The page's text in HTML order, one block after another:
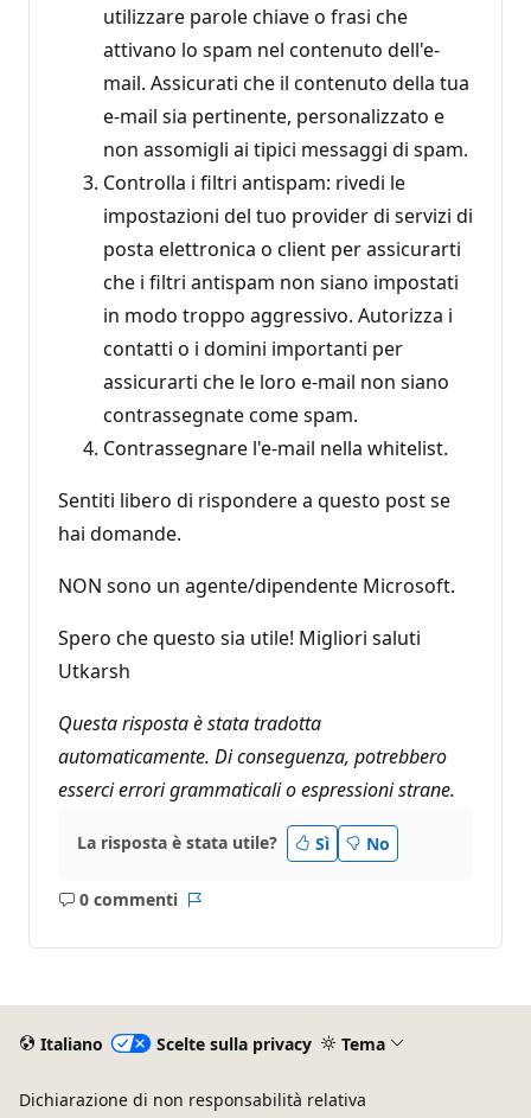
utilizzare parole chiave o frasi che
attivano lo spam nel contenuto dell'e-
mail. Assicurati che il contenuto della tua
e-mail sia pertinente, personalizzato e
non assomigli ai tipici messaggi di spam.
Controlla i filtri antispam: rivedi le
impostazioni del tuo provider di servizi di
posta elettronica o client per assicurarti
che i filtri antispam non siano impostati
in modo troppo aggressivo. Autorizza i
contatti o i domini importanti per
assicurarti che le loro e-mail non siano
contrassegnate come spam.
Contrassegnare l'e-mail nella whitelist.
Sentiti libero di rispondere a questo post se
hai domande.
NON sono un agente/dipendente Microsoft.
Spero che questo sia utile! Migliori saluti
Utkarsh
Questa risposta è stata tradotta
automaticamente. Di conseguenza, potrebbero
esserci errori grammaticali o espressioni strane.
La risposta è stata utile? Sì No
0 commenti
Nessun
Italiano Scelte sulla privacy Tema
Dichiarazione di non responsabilità relativa